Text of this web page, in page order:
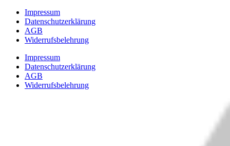
Impressum
Datenschutzerklärung
AGB
Widerrufsbelehrung
Impressum
Datenschutzerklärung
AGB
Widerrufsbelehrung